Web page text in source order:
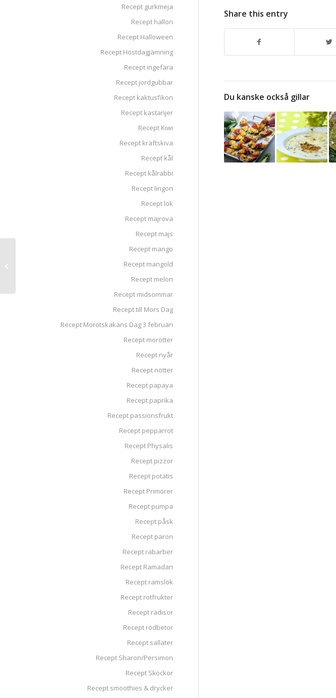
Share this entry
Du kanske också gillar
Recept gurkmeja
Recept hallon
Recept Halloween
Recept Höstdagjämning
Recept ingefära
Recept jordgubbar
Recept kaktusfikon
Recept kastanjer
Recept Kiwi
Recept kräftskiva
Recept kål
Recept kålrabbi
Recept lingon
Recept lök
Recept majrova
Recept majs
Recept mango
Recept mangold
Recept melon
Recept midsommar
Recept till Mors Dag
Recept Morotskakans Dag 3 februari
Recept morötter
Recept nyår
Recept nötter
Recept papaya
Recept paprika
Recept passionsfrukt
Recept pepparrot
Recept Physalis
Recept pizzor
Recept potatis
Recept Primörer
Recept pumpa
Recept påsk
Recept päron
Recept rabarber
Recept Ramadan
Recept ramslök
Recept rotfrukter
Recept rädisor
Recept rödbetor
Recept sallater
Recept Sharon/Persimon
Recept Skockor
Recept smoothies & drycker